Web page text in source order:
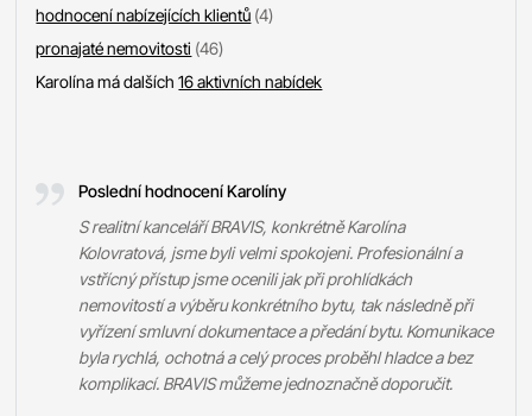
hodnocení nabízejících klientů (4)
pronajaté nemovitosti (46)
Karolína má dalších16 aktivních nabídek
Poslední hodnocení Karolíny
S realitní kanceláří BRAVIS, konkrétně Karolína
Kolovratová, jsme byli velmi spokojeni. Profesionální a
vstřícný přístup jsme ocenili jak při prohlídkách
nemovitostí a výběru konkrétního bytu, tak následně při
vyřízení smluvní dokumentace a předání bytu. Komunikace
byla rychlá, ochotná a celý proces proběhl hladce a bez
komplikací. BRAVIS můžeme jednoznačně doporučit.